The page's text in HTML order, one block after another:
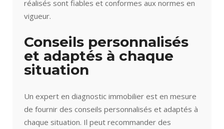
réalisés sont fiables et conformes aux normes en
vigueur.
Conseils personnalisés
et adaptés à chaque
situation
Un expert en diagnostic immobilier est en mesure
de fournir des conseils personnalisés et adaptés à
chaque situation. Il peut recommander des